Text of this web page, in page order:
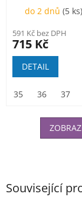
Související
do 2 dnů(5 ks)
591 Kč bez DPH
715 Kč
DETAIL
35 36 37